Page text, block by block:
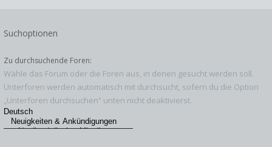
Suchoptionen
Zu durchsuchende Foren:
Wähle das Forum oder die Foren aus, in denen gesucht werden soll.
Unterforen werden automatisch mit durchsucht, sofern du die Option
„Unterforen durchsuchen“ unten nicht deaktivierst.